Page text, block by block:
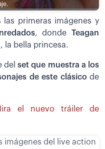
las primeras imágenes y
, dondeTeagan
la bella princesa.
del set que muestra a los
de este clásicode
el nuevo tráiler de
imágenes del live action